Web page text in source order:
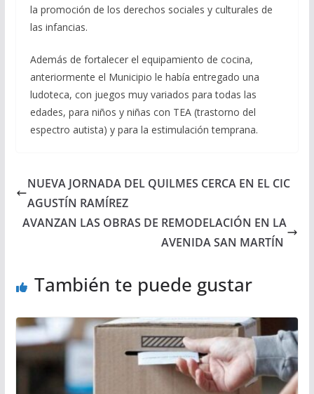
la promoción de los derechos sociales y culturales de
las infancias.
Además de fortalecer el equipamiento de cocina,
anteriormente el Municipio le había entregado una
ludoteca, con juegos muy variados para todas las
edades, para niños y niñas con TEA (trastorno del
espectro autista) y para la estimulación temprana.
NUEVA JORNADA DEL QUILMES CERCA EN EL CIC
AGUSTÍN RAMÍREZ
AVANZAN LAS OBRAS DE REMODELACIÓN EN LA
AVENIDA SAN MARTÍN
También te puede gustar